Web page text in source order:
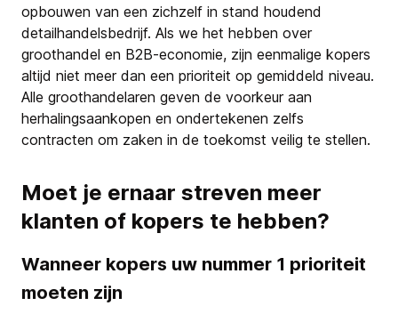
opbouwen van een zichzelf in stand houdend
detailhandelsbedrijf. Als we het hebben over
groothandel en B2B-economie, zijn eenmalige kopers
altijd niet meer dan een prioriteit op gemiddeld niveau.
Alle groothandelaren geven de voorkeur aan
herhalingsaankopen en ondertekenen zelfs
contracten om zaken in de toekomst veilig te stellen.
Moet je ernaar streven meer
klanten of kopers te hebben?
Wanneer kopers uw nummer 1 prioriteit
moeten zijn